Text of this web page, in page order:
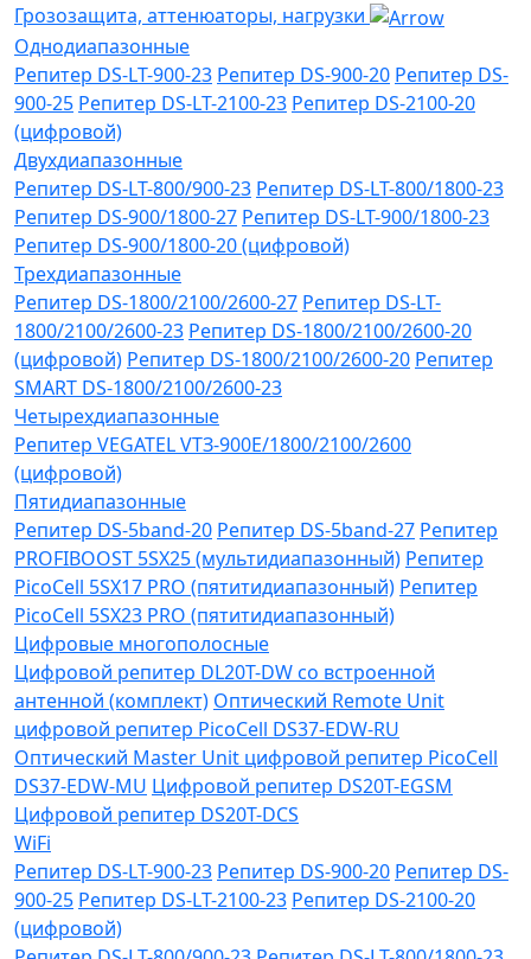
Грозозащита, аттенюаторы, нагрузки
Однодиапазонные
Репитер DS-LT-900-23 Репитер DS-900-20 Репитер DS-
900-25 Репитер DS-LT-2100-23 Репитер DS-2100-20
(цифровой)
Двухдиапазонные
Репитер DS-LT-800/900-23 Репитер DS-LT-800/1800-23
Репитер DS-900/1800-27 Репитер DS-LT-900/1800-23
Репитер DS-900/1800-20 (цифровой)
Трехдиапазонные
Репитер DS-1800/2100/2600-27 Репитер DS-LT-
1800/2100/2600-23 Репитер DS-1800/2100/2600-20
(цифровой) Репитер DS-1800/2100/2600-20 Репитер
SMART DS-1800/2100/2600-23
Четырехдиапазонные
Репитер VЕGATEL VТЗ-900Е/1800/2100/2600
(цифровой)
Пятидиапазонные
Репитер DS-5band-20 Репитер DS-5band-27 Репитер
PROFIBOOST 5SX25 (мультидиапазонный) Репитер
PicoCell 5SX17 PRO (пятитидиапазонный) Репитер
PicoCell 5SX23 PRO (пятитидиапазонный)
Цифровые многополосные
Цифровой репитер DL20T-DW со встроенной
антенной (комплект) Оптический Remote Unit
цифровой репитер PicoCell DS37-EDW-RU
Оптический Master Unit цифровой репитер PicoCell
DS37-EDW-MU Цифровой репитер DS20T-EGSM
Цифровой репитер DS20T-DCS
WiFi
Репитер DS-LT-900-23 Репитер DS-900-20 Репитер DS-
900-25 Репитер DS-LT-2100-23 Репитер DS-2100-20
(цифровой)